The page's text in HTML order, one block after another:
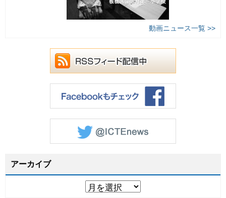
動画ニュース一覧 >>
アーカイブ